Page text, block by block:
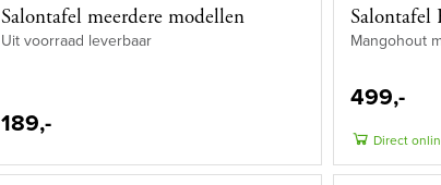
Salontafel meerdere modellen
Uit voorraad leverbaar
189,-
Salontafel
Mangohout
499,-
Direct